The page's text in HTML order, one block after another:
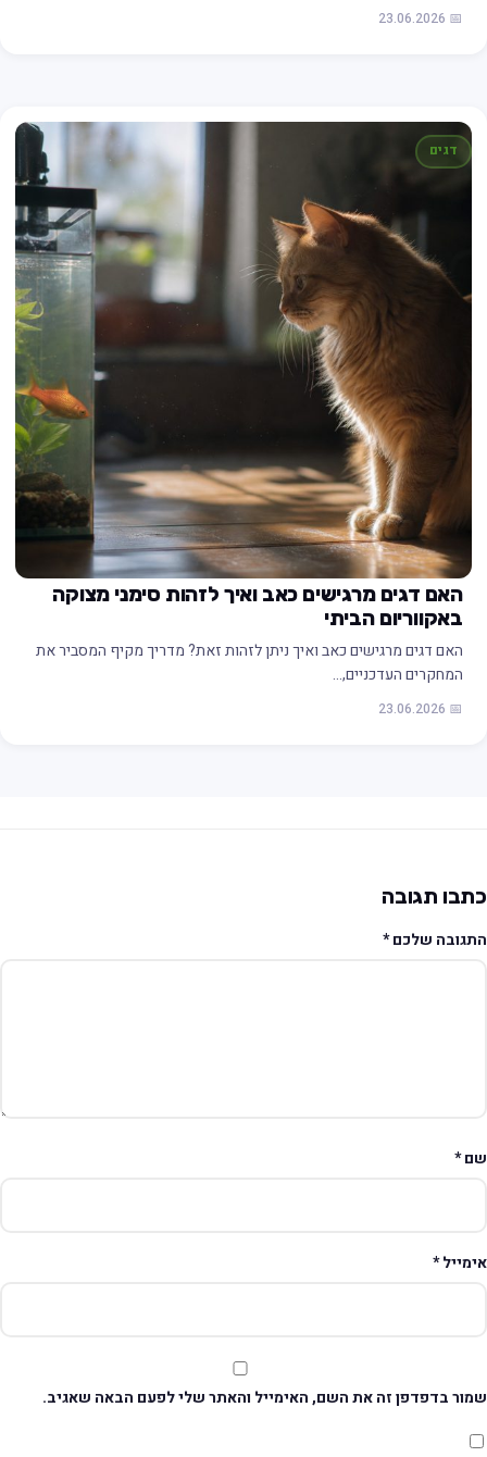
📅 23.06.2026
דגים
האם דגים מרגישים כאב ואיך לזהות סימני מצוקה
באקווריום הביתי
האם דגים מרגישים כאב ואיך ניתן לזהות זאת? מדריך מקיף המסביר את
המחקרים העדכניים,…
📅 23.06.2026
תגובה
שלכם*
*
*
בדפדפן זה את השם, האימייל והאתר שלי לפעם הבאה שאגיב.